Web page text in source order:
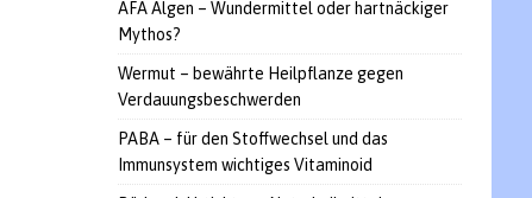
AFA Algen – Wundermittel oder hartnäckiger
Mythos?
Wermut – bewährte Heilpflanze gegen
Verdauungsbeschwerden
PABA – für den Stoffwechsel und das
Immunsystem wichtiges Vitaminoid